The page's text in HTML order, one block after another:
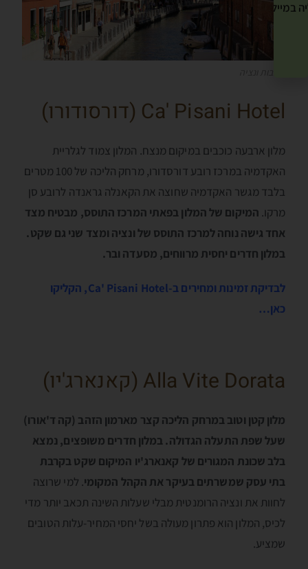
Ca' Pisani Hotel (דורסודורו)
מלון ארבעה כוכבים במיקום מנצח. המלון צמוד לגלריית
האקדמיה במרכז רובע דורסדורו, מרחק הליכה של 100 מטרים
בלבד מגשר האקדמיה שחוצה את הקאנלה גראנדה לרובע סן
מרקו. המיקום של המלון בפאתי המרכז התוסס, מבטיח מצד
אחד גישה נוחה למרכז התוסס של ונציה ומצד שני גם שקט.
במלון חדרים יחסית מרווחים, מסעדה ובר.
לבדיקת זמינות ומחירים ב-Ca' Pisani Hotel, הקליקו
כאן…
Alla Vite Dorata (קאנארג'יו)
מלון קטן וטוב במרחק הליכה קצר מארמון הזהב (קה ד'אורו)
שעל שפת התעלה הגדולה. במלון חדרים משופצים, נמצא
בלב שכונת המגורים של קאנארג'יו המיקום שקט בקרבת
בתי עסק שמשרתים בעיקר את הקהל המקומי. למי שרוצה
לחוות את ונציה הרומנטית מבלי שעלות השינה תכאב יותר מדי
לכיס, המלון הוא פתרון מעולה בשל יחסי המחיר-עלות הטובים
שמציע.
במייל שלך! »